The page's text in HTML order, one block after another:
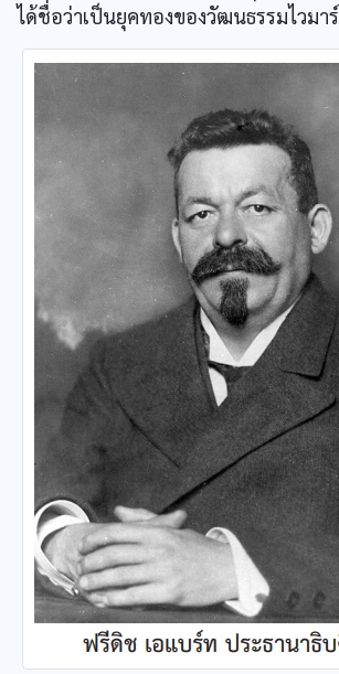
ได้ชื่อว่าเป็นยุคทองของวัฒนธรรมไวมาร์